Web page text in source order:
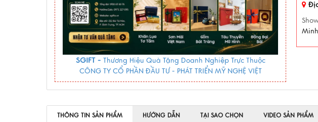
SGIFT - Thương Hiệu Quà Tặng Doanh Nghiệp Trực Thuộc
CÔNG TY CỔ PHẦN ĐẦU TƯ - PHÁT TRIỂN MỸ NGHỆ VIỆT
THÔNG TIN SẢN PHẨM HƯỚNG DẪN TẠI SAO CHỌN VIDEO SẢN PHẨM